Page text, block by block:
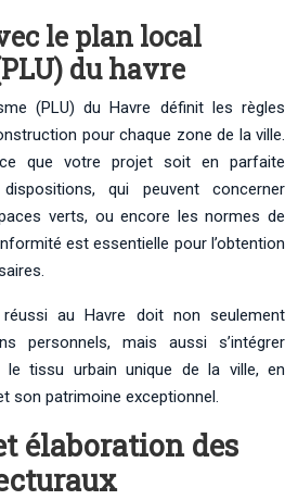
le plan local
du havre
(PLU) du Havre définit les règles
pour chaque zone de la ville.
ce que votre projet soit en parfaite
qui peuvent concerner
verts, ou encore les normes de
est essentielle pour l’obtention
au Havre doit non seulement
personnels, mais aussi s’intégrer
le tissu urbain unique de la ville, en
son patrimoine exceptionnel.
élaboration des